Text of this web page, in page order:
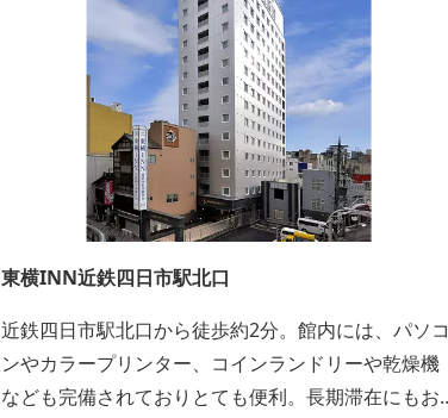
東横INN近鉄四日市駅北口
近鉄四日市駅北口から徒歩約2分。館内には、パソコ
ンやカラープリンター、コインランドリーや乾燥機
なども完備されておりとても便利。長期滞在にもお